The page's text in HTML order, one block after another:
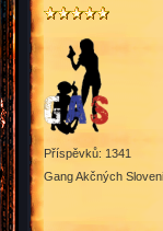
Příspěvků: 1341
Gang Akčných